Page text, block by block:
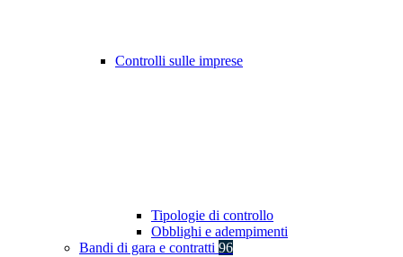
Controlli sulle imprese
Tipologie di controllo
Obblighi e adempimenti
Bandi di gara e contratti 96